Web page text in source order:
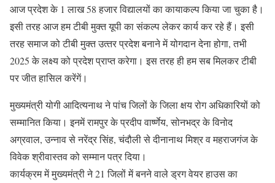
आज प्रदेश के 1 लाख 58 हजार विद्यालयों का कायाकल्प किया जा चुका है।
इसी तरह आज हम टीबी मुक्‍त यूपी का संकल्‍प लेकर कार्य कर रहे हैं। इसी
तरह समाज को टीबी मुक्‍त उत्‍तर प्रदेश बनाने में योगदान देना होगा, तभी
2025 के लक्ष्य को प्रदेश प्राप्त करेगा। इस तरह ही हम सब मिलकर टीबी
पर जीत हासिल करेंगें।
मुख्यमंत्री योगी आदित्यनाथ ने पांच जिलों के जिला क्षय रोग अधिकारियों को
सम्मानित किया। इनमें रामपुर के प्रदीप वार्ष्णेय, सोनभद्र के विनोद
अग्रवाल, उन्नाव से नरेंद्र सिंह, चंदौली से दीनानाथ मिश्र व महराजगंज के
विवेक श्रीवास्तव को सम्मान पत्र दिया।
कार्यक्रम में मुख्यमंत्री ने 21 जिलों में बनने वाले ड्रग वेयर हाउस का